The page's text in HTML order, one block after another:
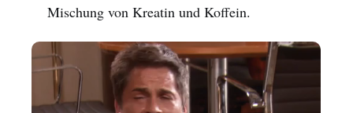
Mischung von Kreatin und Koffein.